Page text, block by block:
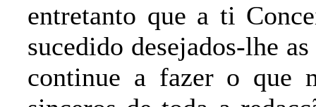
entretanto que a ti
sucedido desejados-lhe
continue a fazer o que